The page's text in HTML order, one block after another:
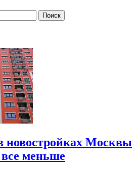
новостройках Москвы
все меньше